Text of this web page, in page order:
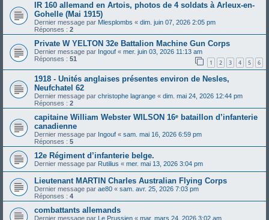
IR 160 allemand en Artois, photos de 4 soldats à Arleux-en-
Gohelle (Mai 1915)
Dernier message par Mlesplombs « dim. juin 07, 2026 2:05 pm
Réponses : 2
Private W YELTON 32e Battalion Machine Gun Corps
Dernier message par Ingouf « mer. juin 03, 2026 11:13 am
Réponses : 51 1 2 3 4 5 6
1918 - Unités anglaises présentes environ de Nesles,
Neufchatel 62
Dernier message par christophe lagrange « dim. mai 24, 2026 12:44 pm
Réponses : 2
capitaine William Webster WILSON 16ᵉ bataillon d’infanterie
canadienne
Dernier message par Ingouf « sam. mai 16, 2026 6:59 pm
Réponses : 5
12e Régiment d’infanterie belge.
Dernier message par Rutilius « mer. mai 13, 2026 3:04 pm
Lieutenant MARTIN Charles Australian Flying Corps
Dernier message par ae80 « sam. avr. 25, 2026 7:03 pm
Réponses : 4
combattants allemands
Dernier message par Le Prussien « mar. mars 24, 2026 3:02 am